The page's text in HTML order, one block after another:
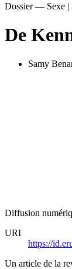
Dossier — Sexe |
De
Samy
Diffusion
URI
https://
Un article de la